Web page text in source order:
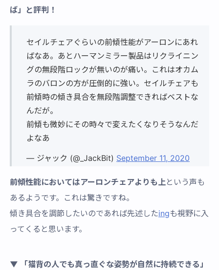
ば」と評判！
セイルチェアぐらいの前傾性能がアーロンにあれ
ばなあ。あとハーマンミラー製品はリクライニン
グの無段階ロックが無いのが痛い。これはオカム
ラのバロンの方が圧倒的に強い。セイルチェアも
前傾時の傾き具合を無段階調整できればベストな
んだが。
前傾も微妙にその時々で変えたくなりそうなんだ
よなあ
— ジャック (@_JackBit) September 11, 2020
前傾性能においてはアーロンチェアよりも上という声も
あるようです。これは驚きですね。
傾き具合を調節したいのであれば先述したingも視野に入
ってくると思います。
▼ 「猫背の人でも真っ直ぐな姿勢が自然に持続できる」